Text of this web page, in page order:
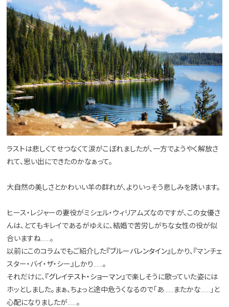
ラストは悲しくてせつなくて涙がこぼれましたが、一方でようやく解放さ
れて、思い出にできたのかなぁって。
大自然の美しさとかわいい羊の群れが、よりいっそう悲しみを誘います。
ヒース・レジャーの妻役がミシェル・ウィリアムズなのですが、この女優さ
んは、とてもキレイであるがゆえに、結婚で苦労しがちな女性の役が似
合いますね……。
以前にこのコラムでもご紹介した『ブルーバレンタイン』しかり、『マンチェ
スター・バイ・ザ・シー』しかり……。
それだけに、『グレイテスト・ショーマン』で楽しそうに歌っていた姿には
ホッとしました。まぁ、ちょっと途中危うくなるので「あ……またかな……」と
心配になりましたが……。